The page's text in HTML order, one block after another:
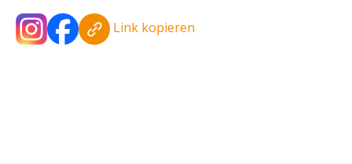
Link kopieren